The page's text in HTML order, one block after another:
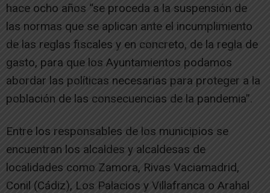
hace ocho años “se proceda a la suspensión de
las normas que se aplican ante el incumplimiento
de las reglas fiscales y en concreto, de la regla de
gasto, para que los Ayuntamientos podamos
abordar las políticas necesarias para proteger a la
población de las consecuencias de la pandemia”.
Entre los responsables de los municipios se
encuentran los alcaldes y alcaldesas de
localidades como Zamora, Rivas Vaciamadrid,
Conil (Cádiz), Los Palacios y Villafranca o Arahal